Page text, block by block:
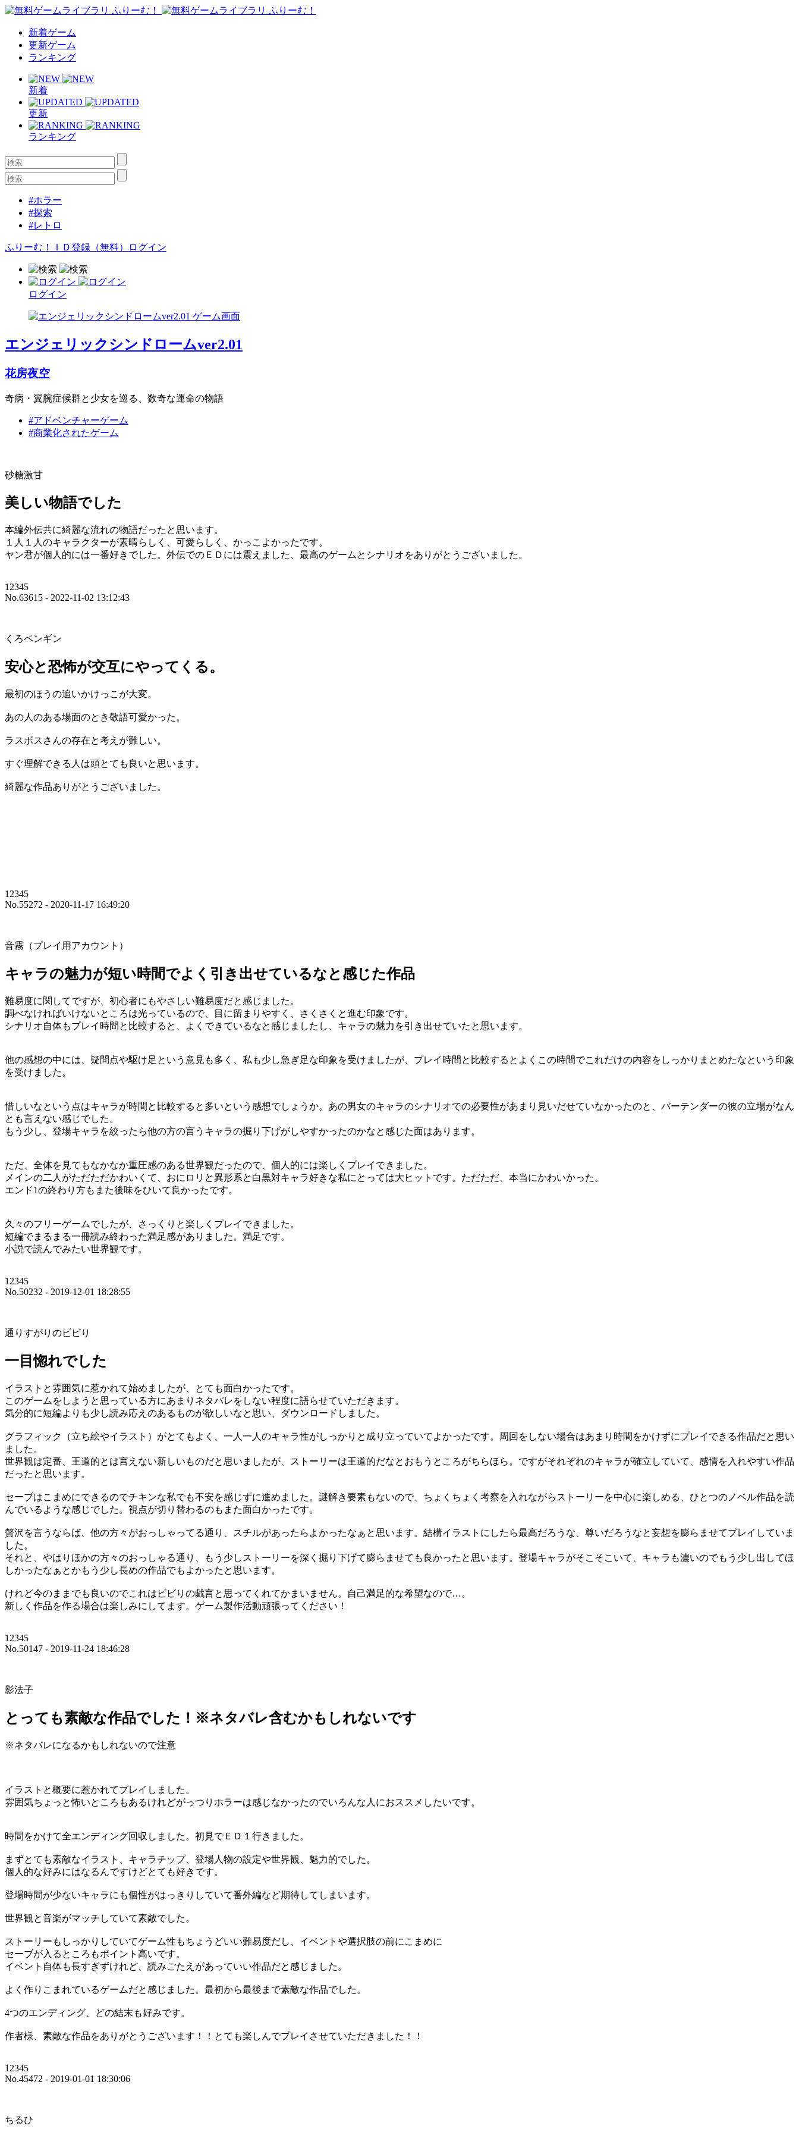
新着ゲーム
更新ゲーム
ランキング
新着
更新
ランキング
#ホラー
#探索
#レトロ
ふりーむ！ＩＤ登録（無料） ログイン
ログイン
エンジェリックシンドロームver2.01
花房夜空
奇病・翼腕症候群と少女を巡る、数奇な運命の物語
#アドベンチャーゲーム
#商業化されたゲーム
砂糖激甘
美しい物語でした
本編外伝共に綺麗な流れの物語だったと思います。
１人１人のキャラクターが素晴らしく、可愛らしく、かっこよかったです。
ヤン君が個人的には一番好きでした。外伝でのＥＤには震えました、最高のゲームとシナリオをありがとうございました。
12345
No.63615 - 2022-11-02 13:12:43
くろペンギン
安心と恐怖が交互にやってくる。
最初のほうの追いかけっこが大変。
あの人のある場面のとき敬語可愛かった。
ラスボスさんの存在と考えが難しい。
すぐ理解できる人は頭とても良いと思います。
綺麗な作品ありがとうございました。
12345
No.55272 - 2020-11-17 16:49:20
音霧（プレイ用アカウント）
キャラの魅力が短い時間でよく引き出せているなと感じた作品
難易度に関してですが、初心者にもやさしい難易度だと感じました。
調べなければいけないところは光っているので、目に留まりやすく、さくさくと進む印象です。
シナリオ自体もプレイ時間と比較すると、よくできているなと感じましたし、キャラの魅力を引き出せていたと思います。
他の感想の中には、疑問点や駆け足という意見も多く、私も少し急ぎ足な印象を受けましたが、プレイ時間と比較するとよくこの時間でこれだけの内容をしっかりまとめたなという印象
を受けました。
惜しいなという点はキャラが時間と比較すると多いという感想でしょうか。あの男女のキャラのシナリオでの必要性があまり見いだせていなかったのと、バーテンダーの彼の立場がなん
とも言えない感じでした。
もう少し、登場キャラを絞ったら他の方の言うキャラの掘り下げがしやすかったのかなと感じた面はあります。
ただ、全体を見てもなかなか重圧感のある世界観だったので、個人的には楽しくプレイできました。
メインの二人がただただかわいくて、おにロリと異形系と白黒対キャラ好きな私にとっては大ヒットです。ただただ、本当にかわいかった。
エンド1の終わり方もまた後味をひいて良かったです。
久々のフリーゲームでしたが、さっくりと楽しくプレイできました。
短編でまるまる一冊読み終わった満足感がありました。満足です。
小説で読んでみたい世界観です。
12345
No.50232 - 2019-12-01 18:28:55
通りすがりのビビり
一目惚れでした
イラストと雰囲気に惹かれて始めましたが、とても面白かったです。
このゲームをしようと思っている方にあまりネタバレをしない程度に語らせていただきます。
気分的に短編よりも少し読み応えのあるものが欲しいなと思い、ダウンロードしました。
グラフィック（立ち絵やイラスト）がとてもよく、一人一人のキャラ性がしっかりと成り立っていてよかったです。周回をしない場合はあまり時間をかけずにプレイできる作品だと思い
ました。
世界観は定番、王道的とは言えない新しいものだと思いましたが、ストーリーは王道的だなとおもうところがちらほら。ですがそれぞれのキャラが確立していて、感情を入れやすい作品
だったと思います。
セーブはこまめにできるのでチキンな私でも不安を感じずに進めました。謎解き要素もないので、ちょくちょく考察を入れながらストーリーを中心に楽しめる、ひとつのノベル作品を読
んでいるような感じでした。視点が切り替わるのもまた面白かったです。
贅沢を言うならば、他の方々がおっしゃってる通り、スチルがあったらよかったなぁと思います。結構イラストにしたら最高だろうな、尊いだろうなと妄想を膨らませてプレイしていま
した。
それと、やはりほかの方々のおっしゃる通り、もう少しストーリーを深く掘り下げて膨らませても良かったと思います。登場キャラがそこそこいて、キャラも濃いのでもう少し出してほ
しかったなぁとかもう少し長めの作品でもよかったと思います。
けれど今のままでも良いのでこれはビビりの戯言と思ってくれてかまいません。自己満足的な希望なので…。
新しく作品を作る場合は楽しみにしてます。ゲーム製作活動頑張ってください！
12345
No.50147 - 2019-11-24 18:46:28
影法子
とっても素敵な作品でした！※ネタバレ含むかもしれないです
※ネタバレになるかもしれないので注意
イラストと概要に惹かれてプレイしました。
雰囲気ちょっと怖いところもあるけれどがっつりホラーは感じなかったのでいろんな人におススメしたいです。
時間をかけて全エンディング回収しました。初見でＥＤ１行きました。
まずとても素敵なイラスト、キャラチップ、登場人物の設定や世界観、魅力的でした。
個人的な好みにはなるんですけどとても好きです。
登場時間が少ないキャラにも個性がはっきりしていて番外編など期待してしまいます。
世界観と音楽がマッチしていて素敵でした。
ストーリーもしっかりしていてゲーム性もちょうどいい難易度だし、イベントや選択肢の前にこまめに
セーブが入るところもポイント高いです。
イベント自体も長すぎずけれど、読みごたえがあっていい作品だと感じました。
よく作りこまれているゲームだと感じました。最初から最後まで素敵な作品でした。
4つのエンディング、どの結末も好みです。
作者様、素敵な作品をありがとうございます！！とても楽しんでプレイさせていただきました！！
12345
No.45472 - 2019-01-01 18:30:06
ちるひ